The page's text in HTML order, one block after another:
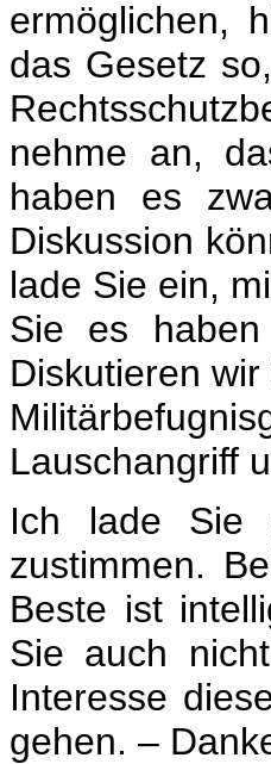
ermöglichen,
das Gesetz
nehme an,
haben es
Diskussion
lade Sie ein,
Sie es
Diskutieren
Lauschangriff
Ich lade Sie
zustimmen.
Beste ist
Sie auch
Interesse
gehen. –